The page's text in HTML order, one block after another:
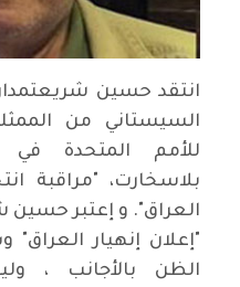
انتقد حسين
السيستاني من
للأمم المتحدة في
بلاسخارت، "مراقبة
العراق". و إعتبر حسين
"إعلان إنهيار
الظن بالأجانب ،